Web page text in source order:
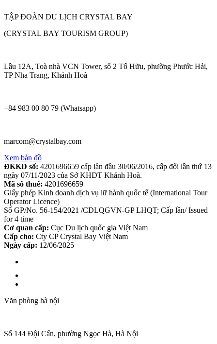
TẬP ĐOÀN DU LỊCH CRYSTAL BAY
(CRYSTAL BAY TOURISM GROUP)
Lầu 12A, Toà nhà VCN Tower, số 2 Tố Hữu, phường Phước Hải,
TP Nha Trang, Khánh Hoà
+84 983 00 80 79 (Whatsapp)
marcom@crystalbay.com
Xem bản đồ
ĐKKD số: 4201696659 cấp lần đầu 30/06/2016, cấp đổi lần thứ 13
ngày 07/11/2023 của Sở KHDT Khánh Hoà.
Mã số thuế: 4201696659
Giấy phép Kinh doanh dịch vụ lữ hành quốc tế (International Tour
Operator Licence)
Số GP/No. 56-154/2021 /CDLQGVN-GP LHQT; Cấp lần/ Issued
for 4 time
Cơ quan cấp: Cục Du lịch quốc gia Việt Nam
Cấp cho: Cty CP Crystal Bay Việt Nam
Ngày cấp: 12/06/2025
Văn phòng hà nội
Số 144 Đội Cấn, phường Ngọc Hà, Hà Nội